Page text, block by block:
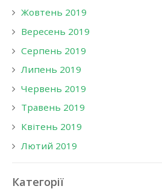
Жовтень 2019
Вересень 2019
Серпень 2019
Липень 2019
Червень 2019
Травень 2019
Квітень 2019
Лютий 2019
Категорії